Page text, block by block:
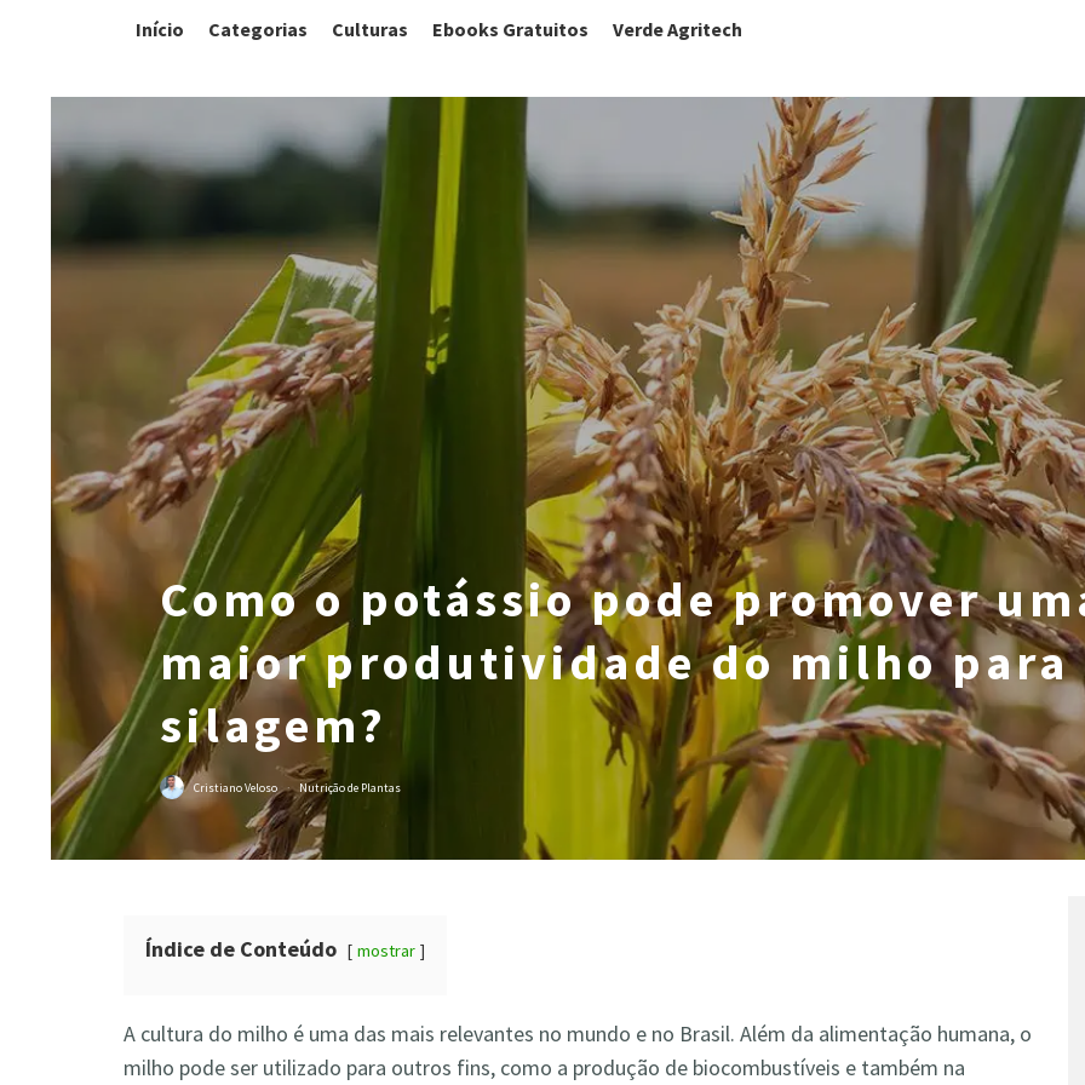
Início Categorias Culturas Ebooks Gratuitos Verde Agritech
Como o potássio pode promover
maior produtividade do milho para
silagem?
Cristiano Veloso · Nutrição de Plantas
Índice de Conteúdo mostrar
A cultura do milho é uma das mais relevantes no mundo e no Brasil. Além da alimentação humana, o
milho pode ser utilizado para outros fins, como a produção de biocombustíveis e também na